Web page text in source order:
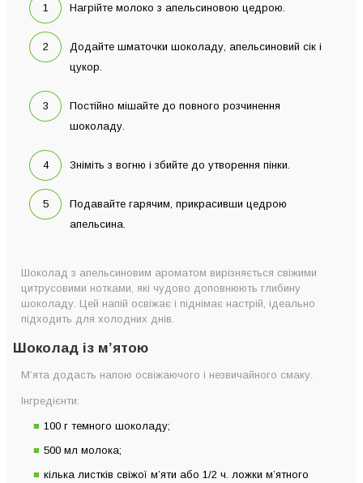
Нагрійте молоко з апельсиновою цедрою.
Додайте шматочки шоколаду, апельсиновий сік і
цукор.
Постійно мішайте до повного розчинення
шоколаду.
Зніміть з вогню і збийте до утворення пінки.
Подавайте гарячим, прикрасивши цедрою
апельсина.
Шоколад з апельсиновим ароматом вирізняється свіжими
цитрусовими нотками, які чудово доповнюють глибину
шоколаду. Цей напій освіжає і піднімає настрій, ідеально
підходить для холодних днів.
Шоколад із м’ятою
М’ята додасть напою освіжаючого і незвичайного смаку.
Інгредієнти:
100 г темного шоколаду;
500 мл молока;
кілька листків свіжої м’яти або 1/2 ч. ложки м’ятного